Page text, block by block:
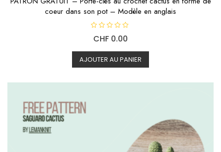
coeur dans son pot – Modèle en anglais
o
e
0
s
u
5
CHF 0.00
AJOUTER AU PANIER